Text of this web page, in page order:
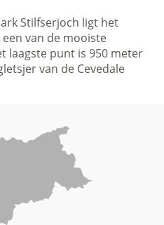
Stilfserjoch ligt het
van de mooiste
laagste punt is 950 meter
van de Cevedale